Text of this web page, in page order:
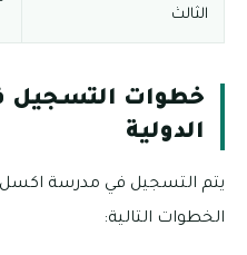
الثالث
خطوات
الدولية
يتم التسجيل في مدرسة
الخطوات التالية: